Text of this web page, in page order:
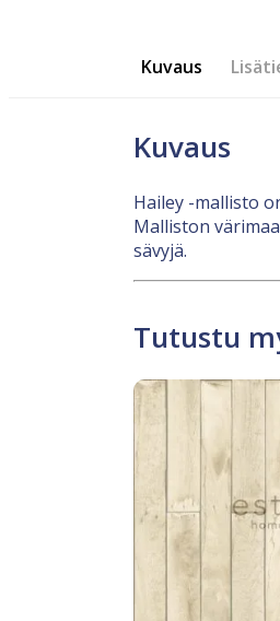
Kuvaus
Kuvaus
Hailey -mallisto
Malliston
sävyjä.
Tutustu